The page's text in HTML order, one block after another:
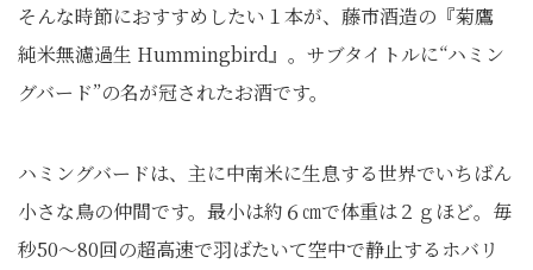
そんな時節におすすめしたい１本が、藤市酒造の『菊鷹
純米無濾過生 Hummingbird』。サブタイトルに“ハミン
グバード”の名が冠されたお酒です。
ハミングバードは、主に中南米に生息する世界でいちばん
小さな鳥の仲間です。最小は約６㎝で体重は２ｇほど。毎
秒50～80回の超高速で羽ばたいて空中で静止するホバリ